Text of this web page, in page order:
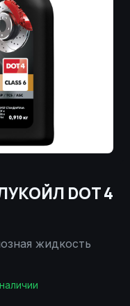
DOT 4
жидкость